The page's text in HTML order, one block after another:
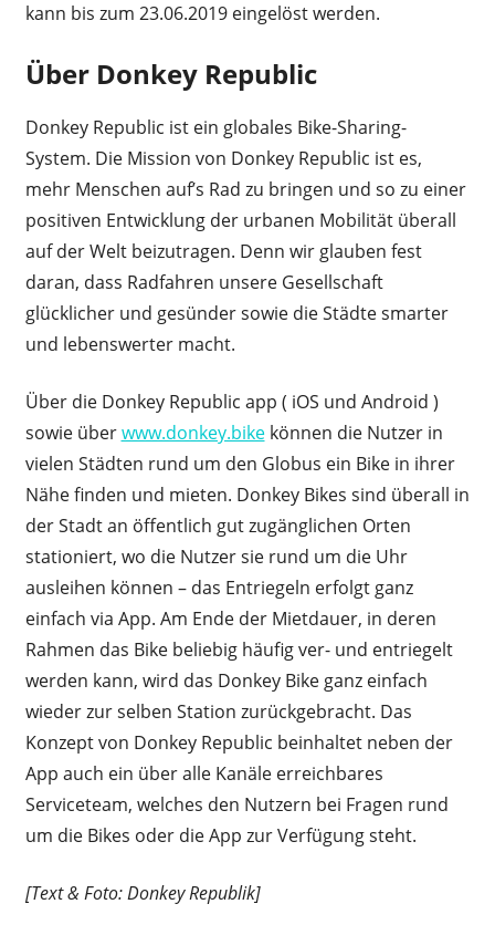
kann bis zum 23.06.2019 eingelöst werden.
Über Donkey Republic
Donkey Republic ist ein globales Bike-Sharing-
System. Die Mission von Donkey Republic ist es,
mehr Menschen auf’s Rad zu bringen und so zu einer
positiven Entwicklung der urbanen Mobilität überall
auf der Welt beizutragen. Denn wir glauben fest
daran, dass Radfahren unsere Gesellschaft
glücklicher und gesünder sowie die Städte smarter
und lebenswerter macht.
Über die Donkey Republic app ( iOS und Android )
sowie überwww.donkey.bikekönnen die Nutzer in
vielen Städten rund um den Globus ein Bike in ihrer
Nähe finden und mieten. Donkey Bikes sind überall in
der Stadt an öffentlich gut zugänglichen Orten
stationiert, wo die Nutzer sie rund um die Uhr
ausleihen können – das Entriegeln erfolgt ganz
einfach via App. Am Ende der Mietdauer, in deren
Rahmen das Bike beliebig häufig ver- und entriegelt
werden kann, wird das Donkey Bike ganz einfach
wieder zur selben Station zurückgebracht. Das
Konzept von Donkey Republic beinhaltet neben der
App auch ein über alle Kanäle erreichbares
Serviceteam, welches den Nutzern bei Fragen rund
um die Bikes oder die App zur Verfügung steht.
[Text & Foto: Donkey Republik]